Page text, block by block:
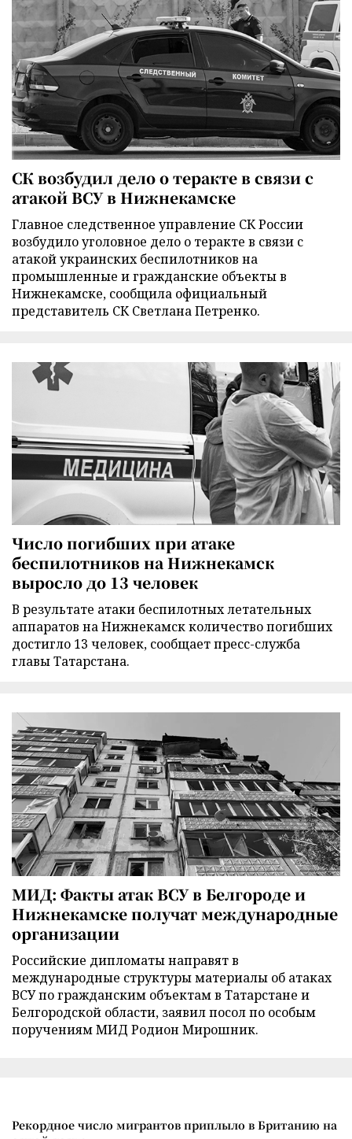
СК возбудил дело о теракте в связи с
атакой ВСУ в Нижнекамске
Главное следственное управление СК России
возбудило уголовное дело о теракте в связи с
атакой украинских беспилотников на
промышленные и гражданские объекты в
Нижнекамске, сообщила официальный
представитель СК Светлана Петренко.
Число погибших при атаке
беспилотников на Нижнекамск
выросло до 13 человек
В результате атаки беспилотных летательных
аппаратов на Нижнекамск количество погибших
достигло 13 человек, сообщает пресс-служба
главы Татарстана.
МИД: Факты атак ВСУ в Белгороде и
Нижнекамске получат международные
организации
Российские дипломаты направят в
международные структуры материалы об атаках
ВСУ по гражданским объектам в Татарстане и
Белгородской области, заявил посол по особым
поручениям МИД Родион Мирошник.
Рекордное число мигрантов приплыло в Британию на